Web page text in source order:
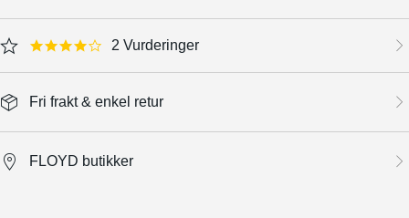
4.0 star rating 2 Vurderinger
Fri frakt & enkel retur
FLOYD butikker